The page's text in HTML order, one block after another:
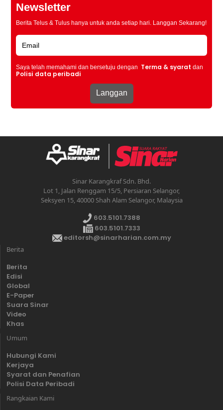
Newsletter
Berita Telus & Tulus hanya untuk anda setiap hari. Langgan Sekarang!
Saya telah memahami dan bersetuju dengan Terma & syarat dan
Polisi data peribadi
Sinar Karangkraf Sdn. Bhd.
Lot 1, Jalan Renggam 15/5, Persiaran Selangor,
Seksyen 15, 40000 Shah Alam Selangor, Malaysia
603.5101.7388
603.5101.7333
editorsh@sinarharian.com.my
Berita
Berita
Edisi
Global
E-Paper
Suara Sinar
Video
Khas
Umum
Hubungi Kami
Kerjaya
Syarat dan Penafian
Polisi Data Peribadi
Rangkaian Kami